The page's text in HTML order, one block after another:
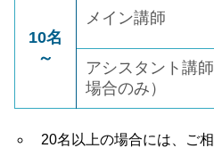
10名
～
メイン講師
アシスタント講
場合のみ）
20名以上の場合には、ご相